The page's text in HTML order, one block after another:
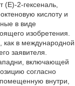
(Е)-2-гексеналь,
кислоту и
в виде
изобретения.
как в международной
заявителя.
включающей
согласно
внутри,